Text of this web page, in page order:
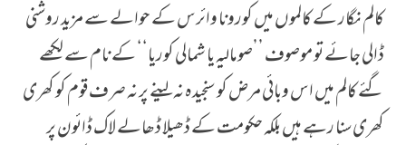
کالم نگار کے کالموں میں کورونا وائرس کے حوالے سے مزید روشنی
ڈالی جائے تو موصوف ’’صومالیہ یا شمالی کوریا‘‘ کے نام سے لکھے
گئے کالم میں اس وبائی مرض کو سنجیدہ نہ لینے پر نہ صرف قوم کو کھری
کھری سنا رہے ہیں بلکہ حکومت کے ڈھیلا ڈھالے لاک ڈائون پر